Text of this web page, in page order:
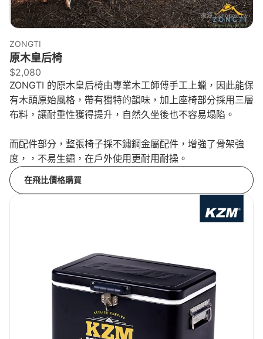
來源：shopee.tw
ZONGTI
原木皇后椅
$2,080
ZONGTI 的原木皇后椅由專業木工師傅手工上蠟，因此能保
有木頭原始風格，帶有獨特的韻味，加上座椅部分採用三層
布料，讓耐重性獲得提升，自然久坐後也不容易塌陷。
而配件部分，整張椅子採不鏽鋼金屬配件，增強了骨架強
度，，不易生鏽，在戶外使用更耐用耐操。
在飛比價格購買